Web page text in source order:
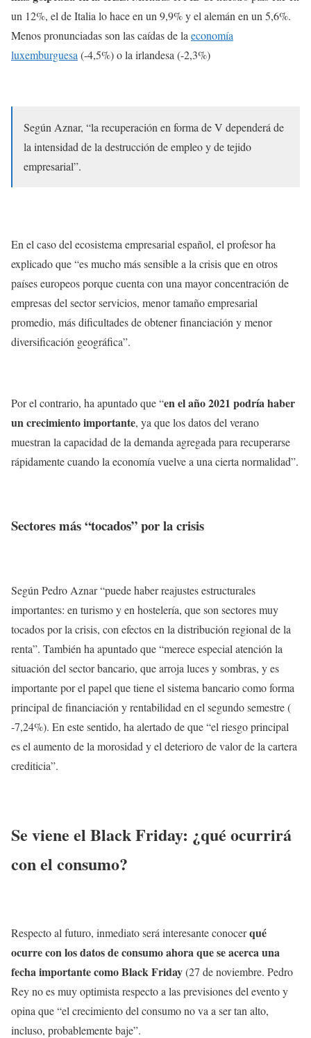
un 12%, el de Italia lo hace en un 9,9% y el alemán en un 5,6%.
Menos pronunciadas son las caídas de la economía
luxemburguesa (-4,5%) o la irlandesa (-2,3%)
Según Aznar, “la recuperación en forma de V dependerá de
la intensidad de la destrucción de empleo y de tejido
empresarial”.
En el caso del ecosistema empresarial español, el profesor ha
explicado que “es mucho más sensible a la crisis que en otros
países europeos porque cuenta con una mayor concentración de
empresas del sector servicios, menor tamaño empresarial
promedio, más dificultades de obtener financiación y menor
diversificación geográfica”.
Por el contrario, ha apuntado que “en el año 2021 podría haber
un crecimiento importante, ya que los datos del verano
muestran la capacidad de la demanda agregada para recuperarse
rápidamente cuando la economía vuelve a una cierta normalidad”.
Sectores más “tocados” por la crisis
Según Pedro Aznar “puede haber reajustes estructurales
importantes: en turismo y en hostelería, que son sectores muy
tocados por la crisis, con efectos en la distribución regional de la
renta”. También ha apuntado que “merece especial atención la
situación del sector bancario, que arroja luces y sombras, y es
importante por el papel que tiene el sistema bancario como forma
principal de financiación y rentabilidad en el segundo semestre (
-7,24%). En este sentido, ha alertado de que “el riesgo principal
es el aumento de la morosidad y el deterioro de valor de la cartera
crediticia”.
Se viene el Black Friday: ¿qué ocurrirá
con el consumo?
Respecto al futuro, inmediato será interesante conocerqué
ocurre con los datos de consumo ahora que se acerca una
fecha importante como Black Friday(27 de noviembre. Pedro
Rey no es muy optimista respecto a las previsiones del evento y
opina que “el crecimiento del consumo no va a ser tan alto,
incluso, probablemente baje”.